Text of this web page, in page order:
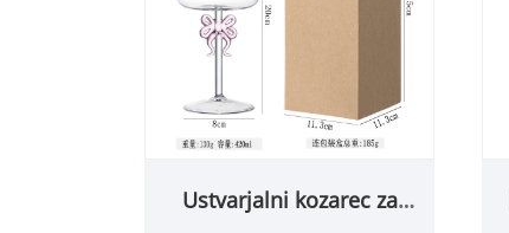
Ustvarjalni kozarec za